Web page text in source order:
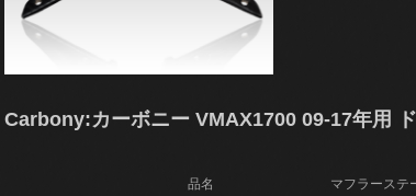
Carbony:カーボニー VMAX1700 09-17年用
品名 マフラーステ